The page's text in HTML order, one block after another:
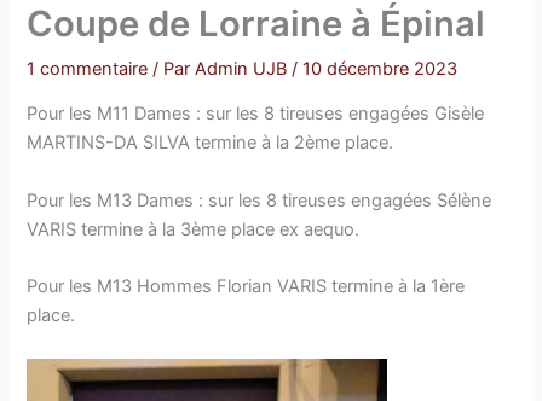
Coupe de Lorraine à Épinal
1 commentaire / ParAdmin UJB/10 décembre 2023
Pour les M11 Dames : sur les 8 tireuses engagées Gisèle
MARTINS-DA SILVA termine à la 2ème place.
Pour les M13 Dames : sur les 8 tireuses engagées Sélène
VARIS termine à la 3ème place ex aequo.
Pour les M13 Hommes Florian VARIS termine à la 1ère
place.